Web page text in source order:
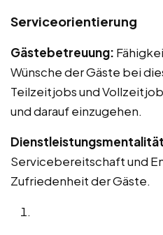
Serviceorientierung
Gästebetreuung:
Wünsche der Gäste bei
Teilzeitjobs und
und darauf einzugehen.
Servicebereitschaft und
Zufriedenheit der Gäste.